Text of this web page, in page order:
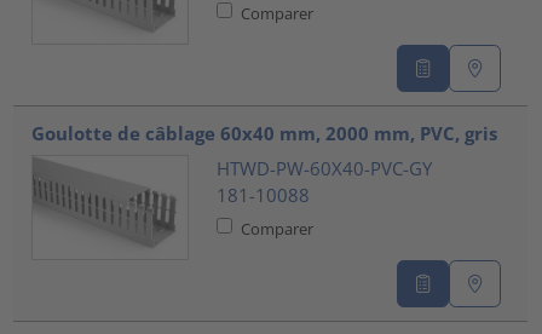
Comparer
Goulotte de câblage 60x40 mm, 2000 mm, PVC, gris
HTWD-PW-60X40-PVC-GY
181-10088
Comparer